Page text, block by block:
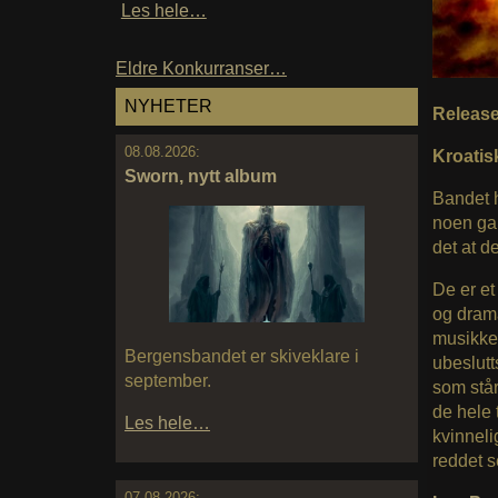
Les hele…
Eldre Konkurranser…
NYHETER
08.08.2026:
Sworn, nytt album
Bergensbandet er skiveklare i
september.
Les hele…
Bandet
noen
det at
De er
og
som
de hele
reddet